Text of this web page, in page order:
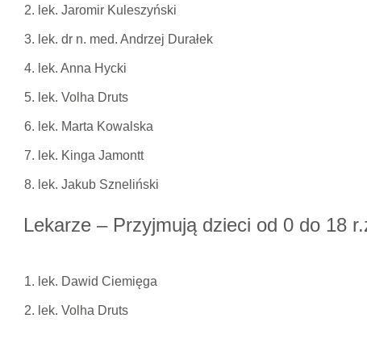
lek. Jaromir Kuleszyński
lek. dr n. med. Andrzej Durałek
lek. Anna Hycki
lek. Volha Druts
lek. Marta Kowalska
lek. Kinga Jamontt
lek. Jakub Szneliński
Lekarze – Przyjmują dzieci od 0 do 18
lek. Dawid Ciemięga
lek. Volha Druts